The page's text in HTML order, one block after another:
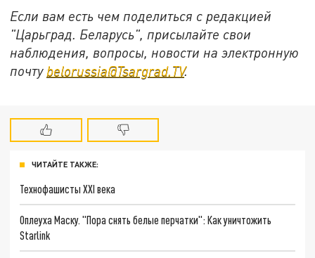
Если вам есть чем поделиться с редакцией
"Царьград. Беларусь", присылайте свои
наблюдения, вопросы, новости на электронную
почту belorussia@Tsargrad.TV.
ЧИТАЙТЕ ТАКЖЕ:
Технофашисты XXI века
Оплеуха Маску. "Пора снять белые перчатки": Как уничтожить
Starlink